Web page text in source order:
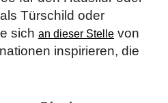
Türschild oder
sich an dieser Stelle von
inspirieren, die